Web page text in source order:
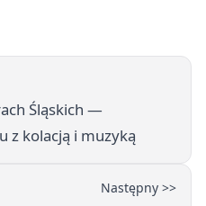
Śląskich —
z kolacją i muzyką
Następny >>